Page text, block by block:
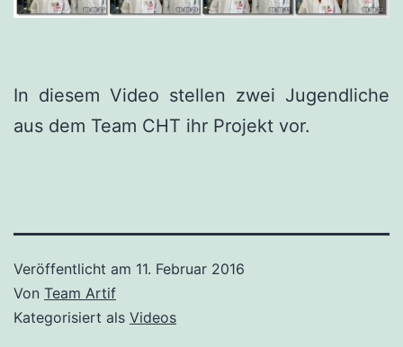
In diesem Video stellen zwei Jugendliche
aus dem Team CHT ihr Projekt vor.
Veröffentlicht am 11. Februar 2016
Von Team Artif
Kategorisiert als Videos